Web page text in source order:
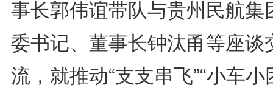
事长郭伟谊带队与贵州民航集
委书记、董事长钟汰甬等座谈
流，就推动“支支串飞”“小车小